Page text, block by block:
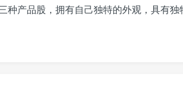
种产品股，拥有自己独特的外观，具有独